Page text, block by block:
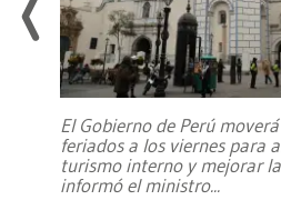
El Gobierno de Perú
feriados a los viernes para
turismo interno y mejorar
informó el ministro...